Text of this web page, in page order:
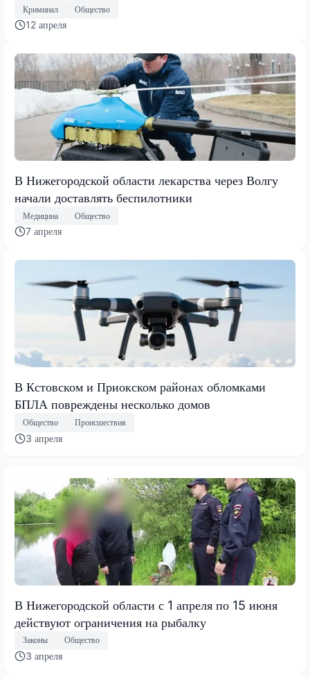
Криминал Общество
12 апреля
В Нижегородской области лекарства через Волгу
начали доставлять беспилотники
Медицина Общество
7 апреля
В Кстовском и Приокском районах обломками
БПЛА повреждены несколько домов
Общество Происшествия
3 апреля
В Нижегородской области с 1 апреля по 15 июня
действуют ограничения на рыбалку
Законы Общество
3 апреля